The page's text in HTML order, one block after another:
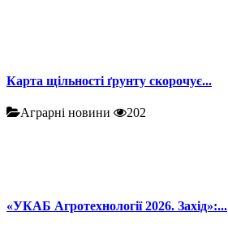
Карта щільності ґрунту скорочує...
Аграрні новини 202
«УКАБ Агротехнології 2026. Захід»:...